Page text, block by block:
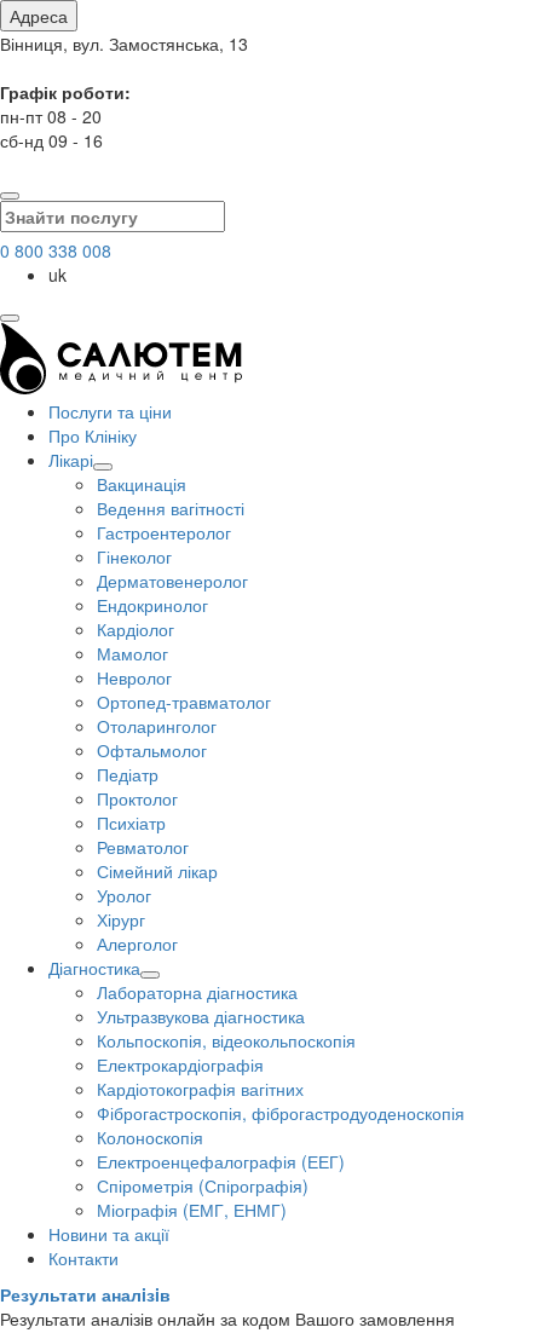
Адреса
Вінниця, вул. Замостянська, 13
Графік роботи:
пн-пт 08 - 20
сб-нд 09 - 16
0 800 338 008
uk
Послуги та ціни
Про Клініку
Лікарі
Вакцинація
Ведення вагітності
Гастроентеролог
Гінеколог
Дерматовенеролог
Ендокринолог
Кардіолог
Мамолог
Невролог
Ортопед-травматолог
Отоларинголог
Офтальмолог
Педіатр
Проктолог
Психіатр
Ревматолог
Сімейний лікар
Уролог
Хірург
Алерголог
Діагностика
Лабораторна діагностика
Ультразвукова діагностика
Кольпоскопія, відеокольпоскопія
Електрокардіографія
Кардіотокографія вагітних
Фіброгастроскопія, фіброгастродуоденоскопія
Колоноскопія
Електроенцефалографія (ЕЕГ)
Спірометрія (Спірографія)
Міографія (ЕМГ, ЕНМГ)
Новини та акції
Контакти
Результати аналiзiв
Результати аналізів онлайн за кодом Вашого замовлення